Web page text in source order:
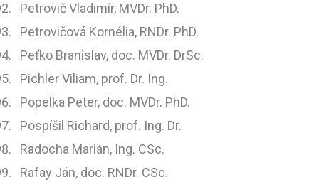
Petrovič Vladimír, MVDr. PhD.
Petrovičová Kornélia, RNDr. PhD.
Peťko Branislav, doc. MVDr. DrSc.
Pichler Viliam, prof. Dr. Ing.
Popelka Peter, doc. MVDr. PhD.
Pospíšil Richard, prof. Ing. Dr.
Radocha Marián, Ing. CSc.
Rafay Ján, doc. RNDr. CSc.